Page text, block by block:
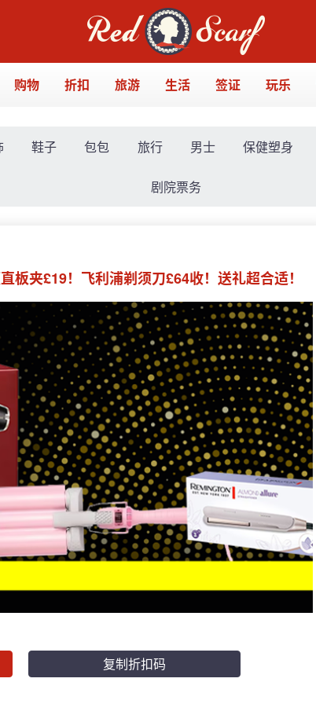
购物 折扣 旅游 生活 签证 玩乐
鞋子 包包 旅行 男士 保健塑身
剧院票务
夹£19！飞利浦剃须刀£64收！送礼超合适！
复制折扣码